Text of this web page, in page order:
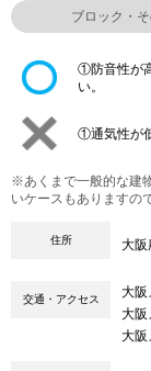
ブロック・
①防音性が
い。
①通気性が
※あくまで一般的な建
いケースもありますの
住所 大阪
交通・アクセス 大阪
大阪
大阪